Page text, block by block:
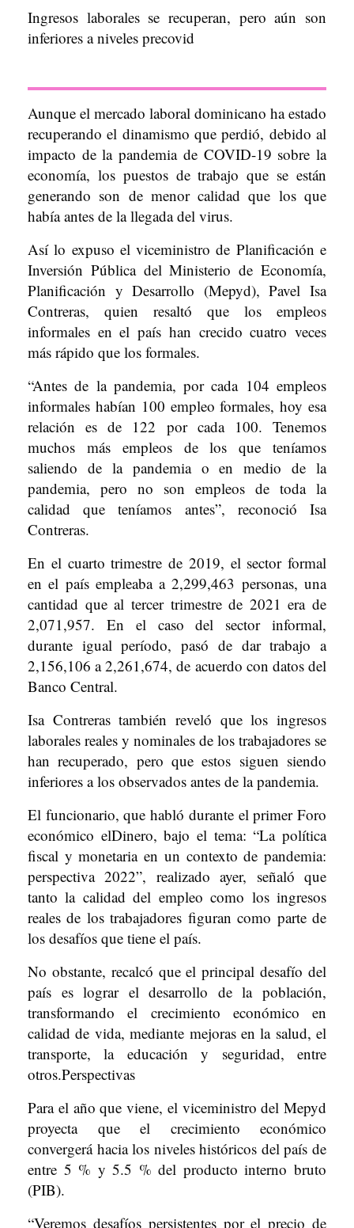
Ingresos laborales se recuperan, pero aún son
inferiores a niveles precovid
Aunque el mercado laboral dominicano ha estado
recuperando el dinamismo que perdió, debido al
impacto de la pandemia de COVID-19 sobre la
economía, los puestos de trabajo que se están
generando son de menor calidad que los que
había antes de la llegada del virus.
Así lo expuso el viceministro de Planificación e
Inversión Pública del Ministerio de Economía,
Planificación y Desarrollo (Mepyd), Pavel Isa
Contreras, quien resaltó que los empleos
informales en el país han crecido cuatro veces
más rápido que los formales.
“Antes de la pandemia, por cada 104 empleos
informales habían 100 empleo formales, hoy esa
relación es de 122 por cada 100. Tenemos
muchos más empleos de los que teníamos
saliendo de la pandemia o en medio de la
pandemia, pero no son empleos de toda la
calidad que teníamos antes”, reconoció Isa
Contreras.
En el cuarto trimestre de 2019, el sector formal
en el país empleaba a 2,299,463 personas, una
cantidad que al tercer trimestre de 2021 era de
2,071,957. En el caso del sector informal,
durante igual período, pasó de dar trabajo a
2,156,106 a 2,261,674, de acuerdo con datos del
Banco Central.
Isa Contreras también reveló que los ingresos
laborales reales y nominales de los trabajadores se
han recuperado, pero que estos siguen siendo
inferiores a los observados antes de la pandemia.
El funcionario, que habló durante el primer Foro
económico elDinero, bajo el tema: “La política
fiscal y monetaria en un contexto de pandemia:
perspectiva 2022”, realizado ayer, señaló que
tanto la calidad del empleo como los ingresos
reales de los trabajadores figuran como parte de
los desafíos que tiene el país.
No obstante, recalcó que el principal desafío del
país es lograr el desarrollo de la población,
transformando el crecimiento económico en
calidad de vida, mediante mejoras en la salud, el
transporte, la educación y seguridad, entre
otros.Perspectivas
Para el año que viene, el viceministro del Mepyd
proyecta que el crecimiento económico
convergerá hacia los niveles históricos del país de
entre 5 % y 5.5 % del producto interno bruto
(PIB).
“Veremos desafíos persistentes por el precio de